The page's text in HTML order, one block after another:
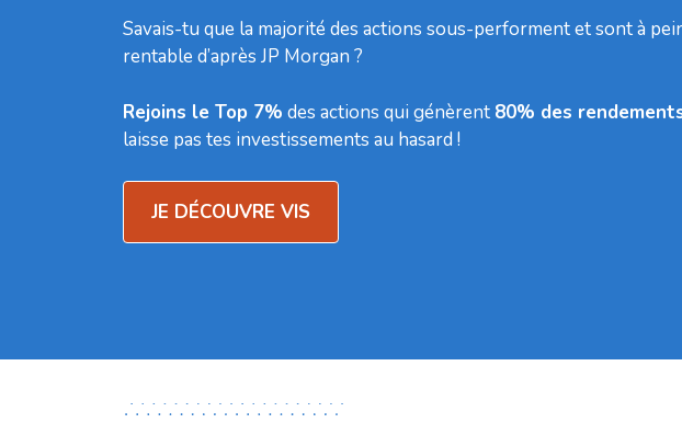
Savais-tu que la majorité des actions sous-performent et sont à
rentable d’après JP Morgan ?
Rejoins le Top 7% des actions qui génèrent 80% des
laisse pas tes investissements au hasard !
JE DÉCOUVRE VIS